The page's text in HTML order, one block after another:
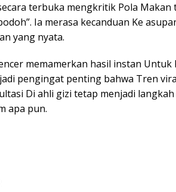
terbuka mengkritik Pola
Ia merasa kecanduan Ke
yang nyata.
memamerkan hasil instan
pengingat penting bahwa Tren
Di ahli gizi tetap menjadi
apa pun.